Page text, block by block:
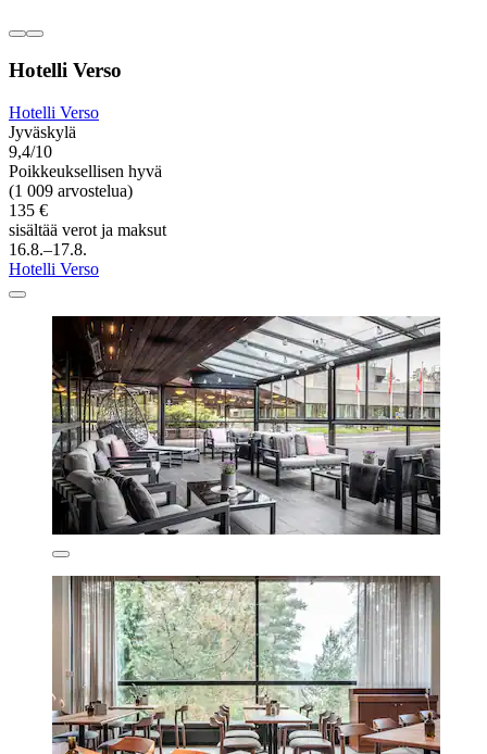
Hotelli Verso
Hotelli Verso
Jyväskylä
9,4/10
Poikkeuksellisen hyvä
(1 009 arvostelua)
135 €
sisältää verot ja maksut
16.8.–17.8.
Hotelli Verso